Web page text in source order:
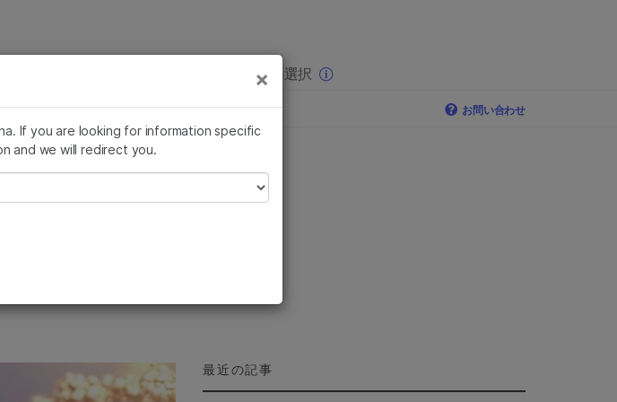
お気に入りの分野を選択
SomaLogicとイルミナの統合 お問い合わせ
に光
最近の記事
×
If you are looking for information specific
and we will redirect you.
と、関連性の高いコンテン
:
×
生殖医学
遺伝性および希少疾患研究